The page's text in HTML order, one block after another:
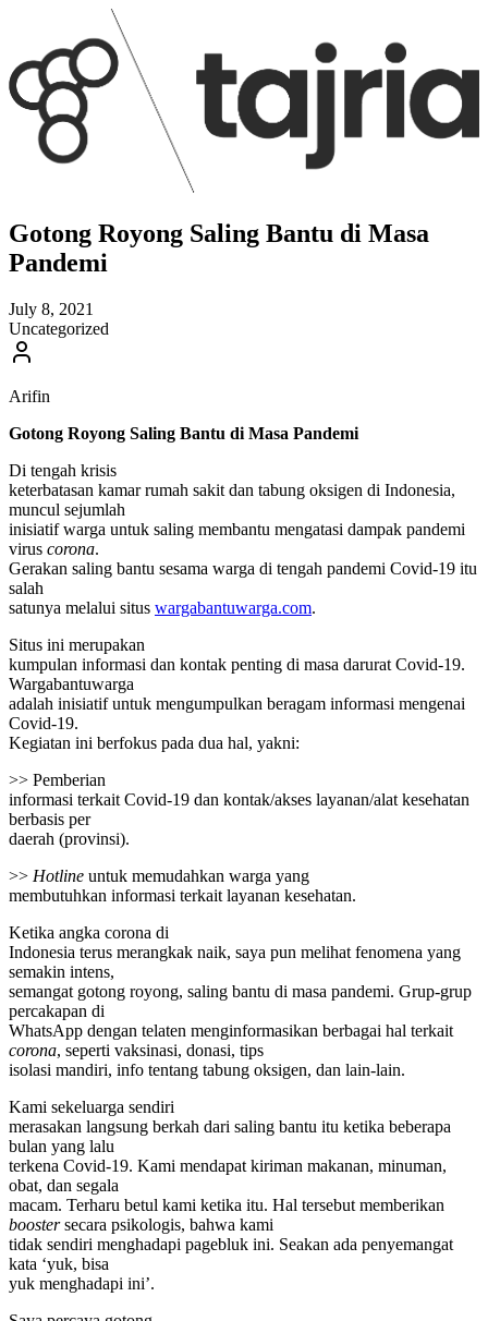
Gotong Royong Saling Bantu di Masa
Pandemi
July 8, 2021
Uncategorized
Arifin
Gotong Royong Saling Bantu di Masa Pandemi
Di tengah krisis
keterbatasan kamar rumah sakit dan tabung oksigen di Indonesia,
muncul sejumlah
inisiatif warga untuk saling membantu mengatasi dampak pandemi
virus corona.
Gerakan saling bantu sesama warga di tengah pandemi Covid-19 itu
salah
satunya melalui situs wargabantuwarga.com.
Situs ini merupakan
kumpulan informasi dan kontak penting di masa darurat Covid-19.
Wargabantuwarga
adalah inisiatif untuk mengumpulkan beragam informasi mengenai
Covid-19.
Kegiatan ini berfokus pada dua hal, yakni:
>> Pemberian
informasi terkait Covid-19 dan kontak/akses layanan/alat kesehatan
berbasis per
daerah (provinsi).
>> Hotline untuk memudahkan warga yang
membutuhkan informasi terkait layanan kesehatan.
Ketika angka corona di
Indonesia terus merangkak naik, saya pun melihat fenomena yang
semakin intens,
semangat gotong royong, saling bantu di masa pandemi. Grup-grup
percakapan di
WhatsApp dengan telaten menginformasikan berbagai hal terkait
corona, seperti vaksinasi, donasi, tips
isolasi mandiri, info tentang tabung oksigen, dan lain-lain.
Kami sekeluarga sendiri
merasakan langsung berkah dari saling bantu itu ketika beberapa
bulan yang lalu
terkena Covid-19. Kami mendapat kiriman makanan, minuman,
obat, dan segala
macam. Terharu betul kami ketika itu. Hal tersebut memberikan
boostersecara psikologis, bahwa kami
tidak sendiri menghadapi pagebluk ini. Seakan ada penyemangat
kata ‘yuk, bisa
yuk menghadapi ini’.